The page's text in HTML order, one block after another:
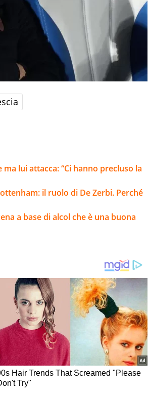
lui attacca: “Ci hanno precluso la
il ruolo di De Zerbi. Perché
a base di alcol che è una buona